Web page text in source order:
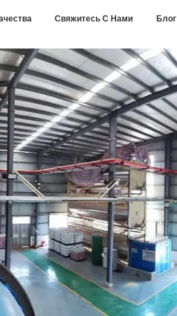
Свяжитесь С Нами Блог